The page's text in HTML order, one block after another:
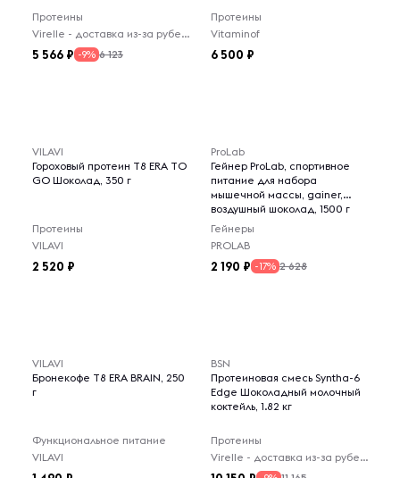
Протеины
Virelle - доставка из-за рубежа
5 566 -9% 6 123
Протеины
Vitaminof
6 500
VILAVI
Гороховый протеин T8 ERA TO
GO Шоколад, 350 г
Протеины
VILAVI
2 520
ProLab
Гейнер ProLab, спортивное
питание для набора
мышечной массы, gainer,
воздушный шоколад, 1500 г
Гейнеры
PROLAB
2 190 -17% 2 628
VILAVI
Бронекофе T8 ERA BRAIN, 250
г
Функциональное питание
VILAVI
BSN
Протеиновая смесь Syntha-6
Edge Шоколадный молочный
коктейль, 1.82 кг
Протеины
Virelle - доставка из-за рубежа